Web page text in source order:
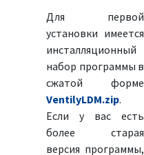
Для первой
установки имеется
инсталляционный
набор программы в
сжатой форме
VentilyLDM.zip.
Если у вас есть
более старая
версия программы,